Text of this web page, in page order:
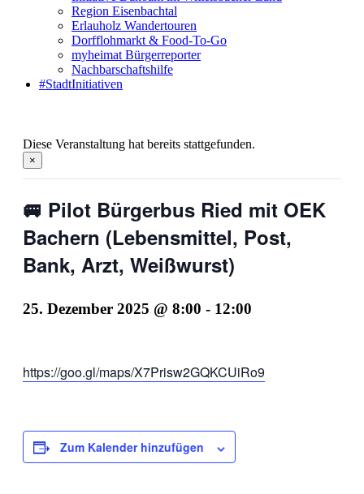
Region Eisenbachtal
Erlauholz Wandertouren
Dorfflohmarkt & Food-To-Go
myheimat Bürgerreporter
Nachbarschaftshilfe
#StadtInitiativen
Diese Veranstaltung hat bereits stattgefunden.
×
🚐 Pilot Bürgerbus Ried mit OEK
Bachern (Lebensmittel, Post,
Bank, Arzt, Weißwurst)
25. Dezember 2025 @ 8:00 - 12:00
https://goo.gl/maps/X7Prisw2GQKCUiRo9
Zum Kalender hinzufügen